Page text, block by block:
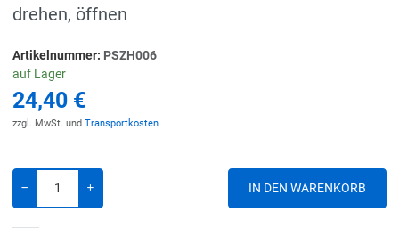
drehen, öffnen
Artikelnummer: PSZH006
auf Lager
24,40 €
zzgl. MwSt. und Transportkosten
Menge